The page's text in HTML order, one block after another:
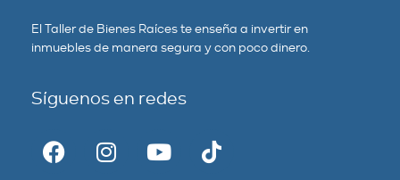
El Taller de Bienes Raíces te enseña a invertir en
inmuebles de manera segura y con poco dinero.
Síguenos en redes